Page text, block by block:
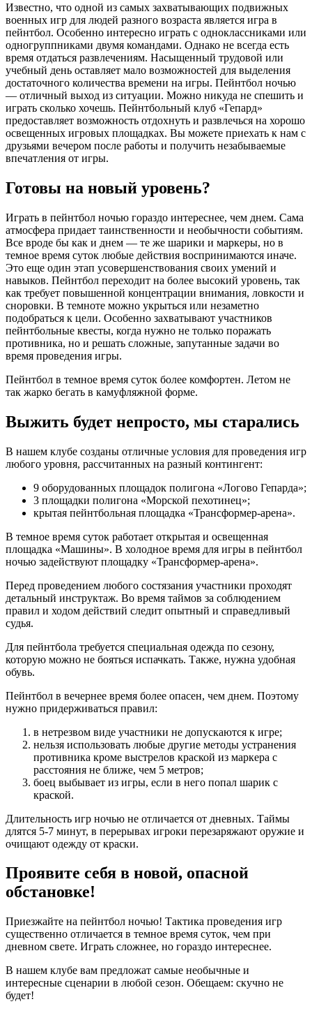
Известно, что одной из самых захватывающих подвижных
военных игр для людей разного возраста является игра в
пейнтбол. Особенно интересно играть с одноклассниками или
одногруппниками двумя командами. Однако не всегда есть
время отдаться развлечениям. Насыщенный трудовой или
учебный день оставляет мало возможностей для выделения
достаточного количества времени на игры. Пейнтбол ночью
— отличный выход из ситуации. Можно никуда не спешить и
играть сколько хочешь. Пейнтбольный клуб «Гепард»
предоставляет возможность отдохнуть и развлечься на хорошо
освещенных игровых площадках. Вы можете приехать к нам с
друзьями вечером после работы и получить незабываемые
впечатления от игры.
Готовы на новый уровень?
Играть в пейнтбол ночью гораздо интереснее, чем днем. Сама
атмосфера придает таинственности и необычности событиям.
Все вроде бы как и днем — те же шарики и маркеры, но в
темное время суток любые действия воспринимаются иначе.
Это еще один этап усовершенствования своих умений и
навыков. Пейнтбол переходит на более высокий уровень, так
как требует повышенной концентрации внимания, ловкости и
сноровки. В темноте можно укрыться или незаметно
подобраться к цели. Особенно захватывают участников
пейнтбольные квесты, когда нужно не только поражать
противника, но и решать сложные, запутанные задачи во
время проведения игры.
Пейнтбол в темное время суток более комфортен. Летом не
так жарко бегать в камуфляжной форме.
Выжить будет непросто, мы старались
В нашем клубе созданы отличные условия для проведения игр
любого уровня, рассчитанных на разный контингент:
9 оборудованных площадок полигона «Логово Гепарда»;
3 площадки полигона «Морской пехотинец»;
крытая пейнтбольная площадка «Трансформер-арена».
В темное время суток работает открытая и освещенная
площадка «Машины». В холодное время для игры в пейнтбол
ночью задействуют площадку «Трансформер-арена».
Перед проведением любого состязания участники проходят
детальный инструктаж. Во время таймов за соблюдением
правил и ходом действий следит опытный и справедливый
судья.
Для пейнтбола требуется специальная одежда по сезону,
которую можно не бояться испачкать. Также, нужна удобная
обувь.
Пейнтбол в вечернее время более опасен, чем днем. Поэтому
нужно придерживаться правил:
в нетрезвом виде участники не допускаются к игре;
нельзя использовать любые другие методы устранения
противника кроме выстрелов краской из маркера с
расстояния не ближе, чем 5 метров;
боец выбывает из игры, если в него попал шарик с
краской.
Длительность игр ночью не отличается от дневных. Таймы
длятся 5-7 минут, в перерывах игроки перезаряжают оружие и
очищают одежду от краски.
Проявите себя в новой, опасной
обстановке!
Приезжайте на пейнтбол ночью! Тактика проведения игр
существенно отличается в темное время суток, чем при
дневном свете. Играть сложнее, но гораздо интереснее.
В нашем клубе вам предложат самые необычные и
интересные сценарии в любой сезон. Обещаем: скучно не
будет!